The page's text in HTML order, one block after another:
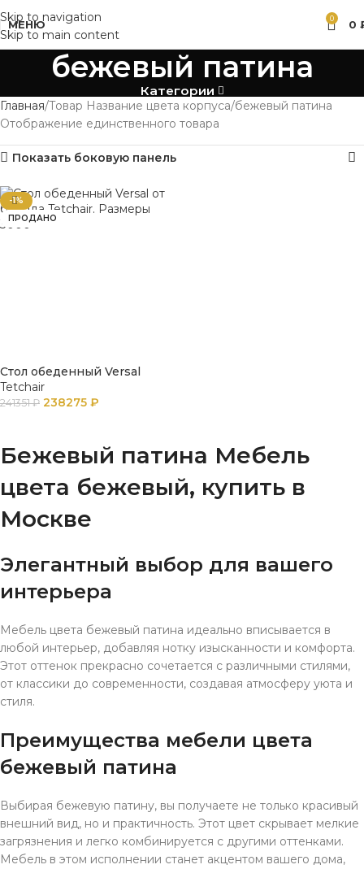
Skip to navigation
Skip to main content
МЕНЮ 0 0
бежевый патина
Категории
Главная Товар Название цвета корпуса бежевый патина
Отображение единственного товара
Показать боковую панель
-1%
ПРОДАНО
Стол обеденный Versal
Tetchair
241351₽ 238275 ₽
Бежевый патина Мебель
цвета бежевый, купить в
Москве
Элегантный выбор для вашего
интерьера
Мебель цвета бежевый патина идеально вписывается в
любой интерьер, добавляя нотку изысканности и комфорта.
Этот оттенок прекрасно сочетается с различными стилями,
от классики до современности, создавая атмосферу уюта и
стиля.
Преимущества мебели цвета
бежевый патина
Выбирая бежевую патину, вы получаете не только красивый
внешний вид, но и практичность. Этот цвет скрывает мелкие
загрязнения и легко комбинируется с другими оттенками.
Мебель в этом исполнении станет акцентом вашего дома,